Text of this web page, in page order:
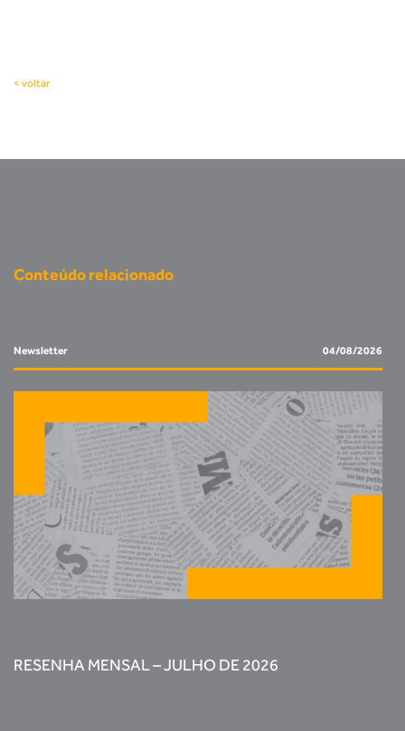
< voltar
Conteúdo relacionado
Newsletter 04/08/2026
RESENHA MENSAL – JULHO DE 2026